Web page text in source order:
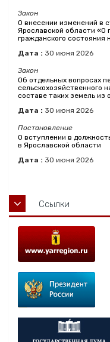
Закон
О внесении изменений в
Ярославской области «О
гражданского состояния
Дата : 30 июня 2026
Закон
Об отдельных вопросах
сельскохозяйственного
составе таких земель из
Дата : 30 июня 2026
Постановление
О вступлении в
в Ярославской области
Дата : 30 июня 2026
Ссылки